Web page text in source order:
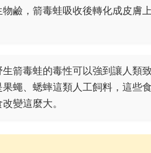
鹼，箭毒蛙吸收後轉化成皮膚
箭毒蛙的毒性可以強到讓人類致
蠅、蟋蟀這類人工飼料，這些
變這麼大。